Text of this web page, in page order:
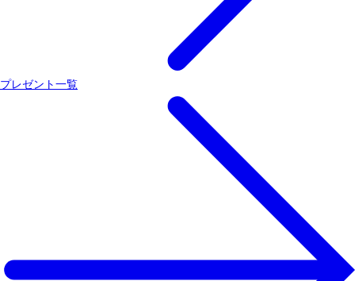
プレゼント一覧